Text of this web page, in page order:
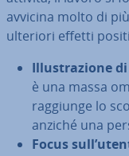
avvicina molto di
ulteriori effetti
Il­lu­stra­zio­ne
è una massa
raggiunge lo
anziché una
Focus